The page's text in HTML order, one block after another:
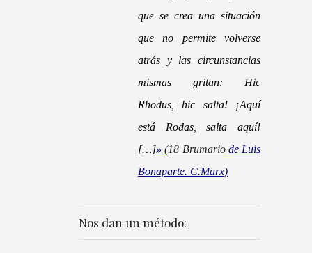
que se crea una situación
que no permite volverse
atrás y las circunstancias
mismas gritan: Hic
Rhodus, hic salta! ¡Aquí
está Rodas, salta aquí!
[…]»(18 Brumario de Luis
Bonaparte. C.Marx)
Nos dan un método: